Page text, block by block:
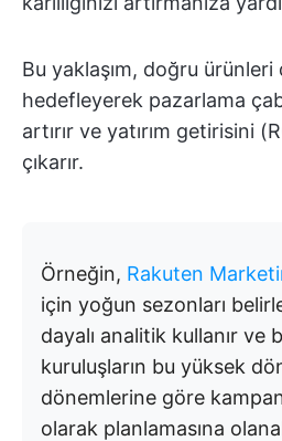
Bu yaklaşım, doğru
hedefleyerek pazarlama
artırır ve yatırım getirisini
çıkarır.
Örneğin, Rakuten
için yoğun sezonları
dayalı analitik kullanır ve
kuruluşların bu yüksek
dönemlerine göre
olarak planlamasına